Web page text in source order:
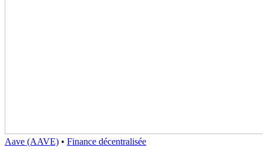
Aave (AAVE) • Finance décentralisée